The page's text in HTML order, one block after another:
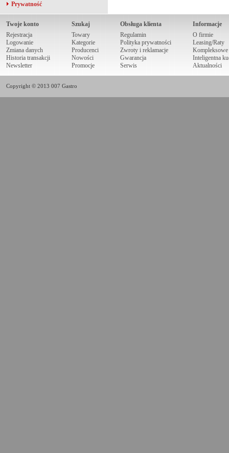
Prywatność
Twoje konto
Rejestracja
Logowanie
Zmiana danych
Historia transakcji
Newsletter
Szukaj
Towary
Kategorie
Producenci
Nowości
Promocje
Obsługa klienta
Regulamin
Polityka prywatności
Zwroty i reklamacje
Gwarancja
Serwis
Informacje
O firmie
Leasing/Raty
Kompleksowe
Inteligentna
Aktualności
Copyright © 2013 007 Gastro